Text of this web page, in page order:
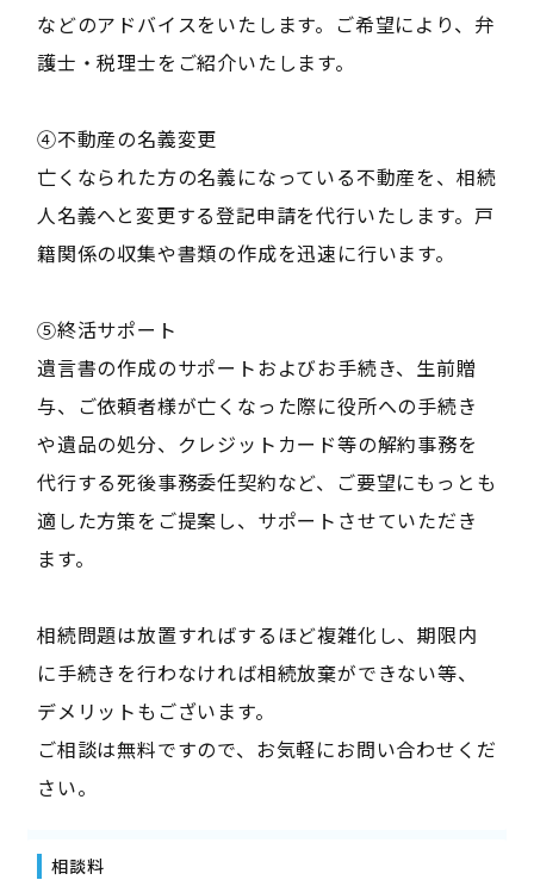
などのアドバイスをいたします。ご希望により、弁
護士・税理士をご紹介いたします。
④不動産の名義変更
亡くなられた方の名義になっている不動産を、相続
人名義へと変更する登記申請を代行いたします。戸
籍関係の収集や書類の作成を迅速に行います。
⑤終活サポート
遺言書の作成のサポートおよびお手続き、生前贈
与、ご依頼者様が亡くなった際に役所への手続き
や遺品の処分、クレジットカード等の解約事務を
代行する死後事務委任契約など、ご要望にもっとも
適した方策をご提案し、サポートさせていただき
ます。
相続問題は放置すればするほど複雑化し、期限内
に手続きを行わなければ相続放棄ができない等、
デメリットもございます。
ご相談は無料ですので、お気軽にお問い合わせくだ
さい。
相談料